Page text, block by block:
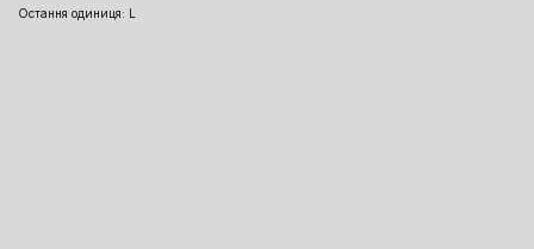
Остання одиниця: L